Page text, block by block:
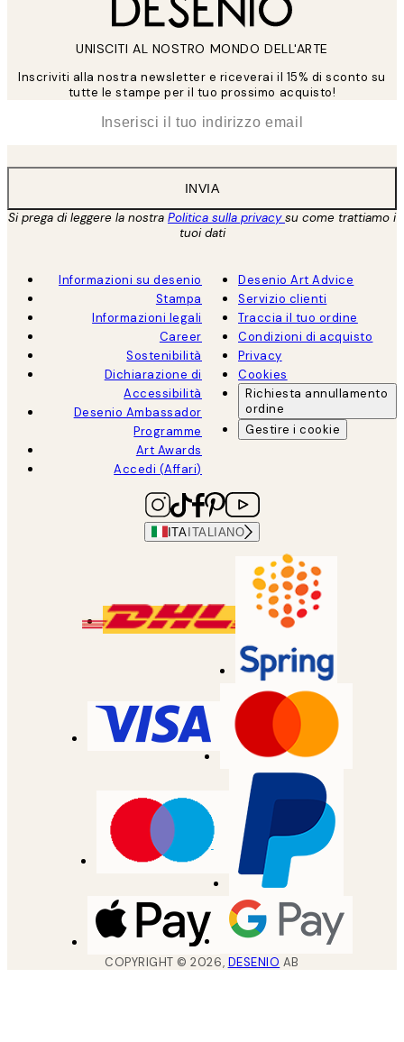
UNISCITI AL NOSTRO MONDO DELL'ARTE
Inscriviti alla nostra newsletter e riceverai il 15% di sconto su
tutte le stampe per il tuo prossimo acquisto!
INVIA
Si prega di leggere la nostra Politica sulla privacysu come trattiamo i
tuoi dati
Informazioni su desenio
Stampa
Informazioni legali
Career
Sostenibilità
Dichiarazione di
Accessibilità
Desenio Ambassador
Programme
Art Awards
Accedi (Affari)
Desenio Art Advice
Servizio clienti
Traccia il tuo ordine
Condizioni di acquisto
Privacy
Cookies
Richiesta annullamento
ordine
Gestire i cookie
ITAITALIANO
COPYRIGHT ©2026, DESENIO AB